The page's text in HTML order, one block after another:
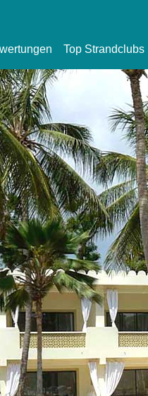
Top Strandclubs